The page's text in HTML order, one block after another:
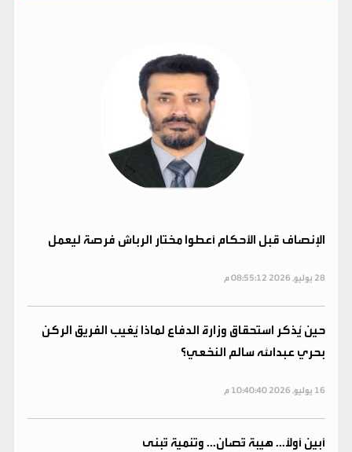
الإنصاف قبل الأحكام أعطوا مختار الرباش فرصة ليعمل
28 يوليو, 2026 08:55:12 م
حين يُذكر استحقاق وزارة الدفاع لماذا يُغيب الفريق الركن
بحري عبدالله سالم النخعي؟
16 يوليو, 2026 10:40:40 م
أبين أولاً... هيبة تُصان... وتنمية تُبنى